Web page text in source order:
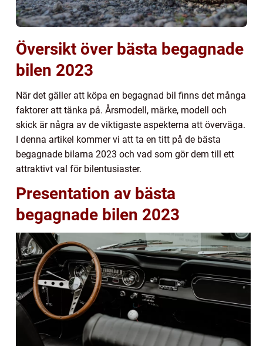
Översikt över bästa begagnade
bilen 2023
När det gäller att köpa en begagnad bil finns det många
faktorer att tänka på. Årsmodell, märke, modell och
skick är några av de viktigaste aspekterna att överväga.
I denna artikel kommer vi att ta en titt på de bästa
begagnade bilarna 2023 och vad som gör dem till ett
attraktivt val för bilentusiaster.
Presentation av bästa
begagnade bilen 2023